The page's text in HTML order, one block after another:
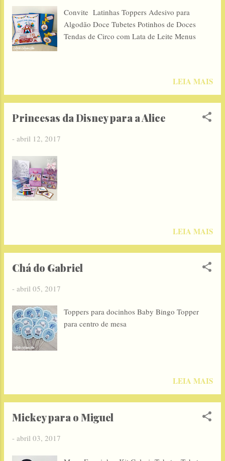
Convite Latinhas Toppers Adesivo para
Algodão Doce Tubetes Potinhos de Doces
Tendas de Circo com Lata de Leite Menus
LEIA MAIS
Princesas da Disney para a Alice
- abril 12, 2017
LEIA MAIS
Chá do Gabriel
- abril 05, 2017
Toppers para docinhos Baby Bingo Topper
para centro de mesa
LEIA MAIS
Mickey para o Miguel
- abril 03, 2017